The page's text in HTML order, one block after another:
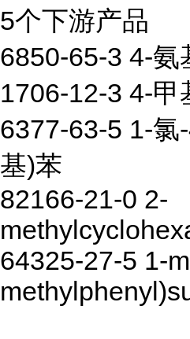
5个下游产品
6850-65-3 4-氨
1706-12-3 4-甲
6377-63-5 1-氯
基)苯
82166-21-0 2-
64325-27-5 1-